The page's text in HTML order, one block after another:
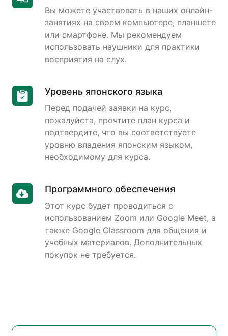
Вы можете участвовать в наших онлайн-
занятиях на своем компьютере, планшете
или смартфоне. Мы рекомендуем
использовать наушники для практики
восприятия на слух.
Уровень японского языка
Перед подачей заявки на курс,
пожалуйста, прочтите план курса и
подтвердите, что вы соответствуете
уровню владения японским языком,
необходимому для курса.
Программного обеспечения
Этот курс будет проводиться с
использованием Zoom или Google Meet, а
также Google Classroom для общения и
учебных материалов. Дополнительных
покупок не требуется.